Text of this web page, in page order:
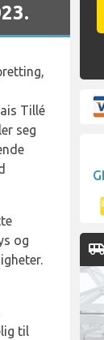
Tillé
seg
og
til